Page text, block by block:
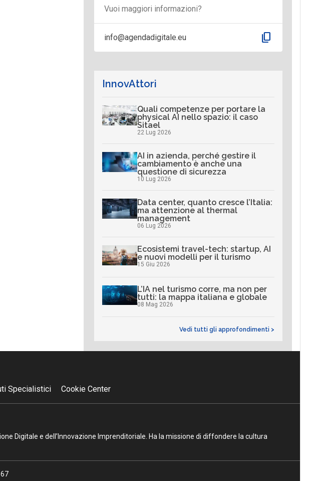
Vuoi maggiori informazioni?
info@agendadigitale.eu content_copy
InnovAttori
Quali competenze per portare la
physical AI nello spazio: il caso
Sitael
22 Lug 2026
AI in azienda, perché gestire il
cambiamento è anche una
questione di sicurezza
10 Lug 2026
Data center, quanto cresce l’Italia:
ma attenzione al thermal
management
06 Lug 2026
Ecosistemi travel-tech: startup, AI
e nuovi modelli per il turismo
15 Giu 2026
L’IA nel turismo corre, ma non per
tutti: la mappa italiana e globale
08 Mag 2026
Vedi tutti gli approfondimenti >
Specialistici Cookie Center
Digitale e dell’Innovazione Imprenditoriale. Ha la missione di diffondere la cultura